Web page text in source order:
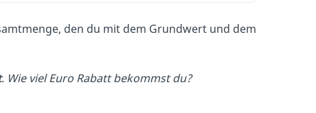
den du mit dem Grundwert und dem
. Wie viel Euro Rabatt bekommst du?